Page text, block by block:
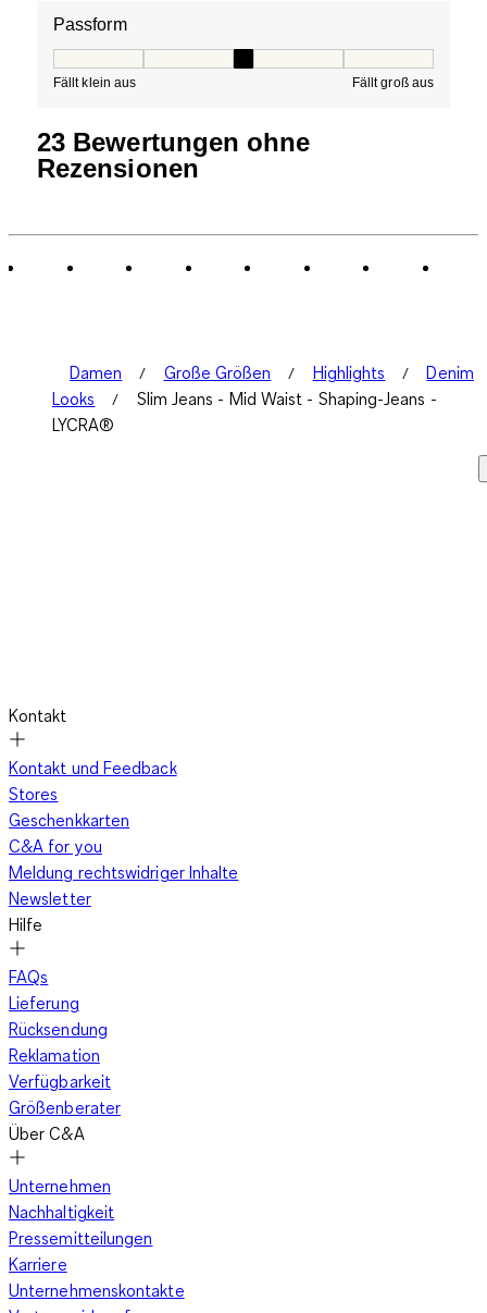
Passform
Fällt klein aus Fällt groß aus
23 Bewertungen ohne
Rezensionen
Damen Große Größen Highlights
Denim
Looks
Slim Jeans - Mid Waist - Shaping-Jeans -
LYCRA®
Kontakt
Kontakt und Feedback
Stores
Geschenkkarten
C&A for you
Meldung rechtswidriger Inhalte
Newsletter
Hilfe
FAQs
Lieferung
Rücksendung
Reklamation
Verfügbarkeit
Größenberater
Über C&A
Unternehmen
Nachhaltigkeit
Pressemitteilungen
Karriere
Unternehmenskontakte